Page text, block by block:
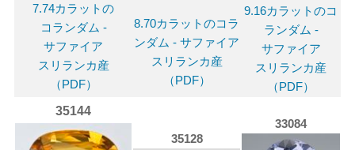
7.74カラットの
コランダム -
サファイア
スリランカ産
（PDF）
8.70カラットのコラ
ンダム - サファイア
スリランカ産
（PDF）
9.16カラットのコ
ランダム -
サファイア
スリランカ産
（PDF）
35144
35128
33084